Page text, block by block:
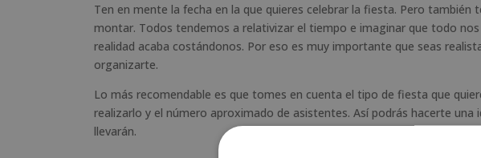
Ten en mente la fecha en la que quieres celebrar la fiesta. Pero también
montar. Todos tendemos a relativizar el tiempo e imaginar que todo
realidad acaba costándonos. Por eso es muy importante que seas
organizarte.
Lo más recomendable es que tomes en cuenta el tipo de fiesta que
realizarlo y el número aproximado de asistentes. Así podrás hacerte una
llevarán.